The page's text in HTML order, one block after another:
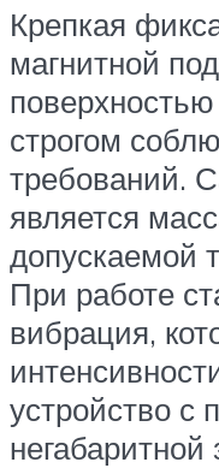
Крепкая
магнитной
строгом
требований.
является
допускаемой
При работе
вибрация,
устройство с
негабаритной